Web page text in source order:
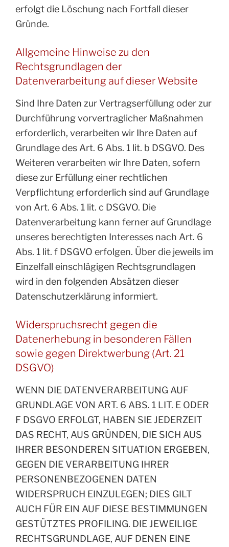
erfolgt die Löschung nach Fortfall dieser
Gründe.
Allgemeine Hinweise zu den
Rechtsgrundlagen der
Datenverarbeitung auf dieser Website
Sind Ihre Daten zur Vertragserfüllung oder zur
Durchführung vorvertraglicher Maßnahmen
erforderlich, verarbeiten wir Ihre Daten auf
Grundlage des Art. 6 Abs. 1 lit. b DSGVO. Des
Weiteren verarbeiten wir Ihre Daten, sofern
diese zur Erfüllung einer rechtlichen
Verpflichtung erforderlich sind auf Grundlage
von Art. 6 Abs. 1 lit. c DSGVO. Die
Datenverarbeitung kann ferner auf Grundlage
unseres berechtigten Interesses nach Art. 6
Abs. 1 lit. f DSGVO erfolgen. Über die jeweils im
Einzelfall einschlägigen Rechtsgrundlagen
wird in den folgenden Absätzen dieser
Datenschutzerklärung informiert.
Widerspruchsrecht gegen die
Datenerhebung in besonderen Fällen
sowie gegen Direktwerbung (Art. 21
DSGVO)
WENN DIE DATENVERARBEITUNG AUF
GRUNDLAGE VON ART. 6 ABS. 1 LIT. E ODER
F DSGVO ERFOLGT, HABEN SIE JEDERZEIT
DAS RECHT, AUS GRÜNDEN, DIE SICH AUS
IHRER BESONDEREN SITUATION ERGEBEN,
GEGEN DIE VERARBEITUNG IHRER
PERSONENBEZOGENEN DATEN
WIDERSPRUCH EINZULEGEN; DIES GILT
AUCH FÜR EIN AUF DIESE BESTIMMUNGEN
GESTÜTZTES PROFILING. DIE JEWEILIGE
RECHTSGRUNDLAGE, AUF DENEN EINE